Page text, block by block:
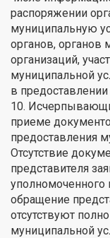
распоряжении
муниципальную
органов, органов
организаций,
муниципальной
в предоставлении
10.
приеме
предоставления
Отсутствие
представителя
уполномоченного
обращение
отсутствуют
муниципальной